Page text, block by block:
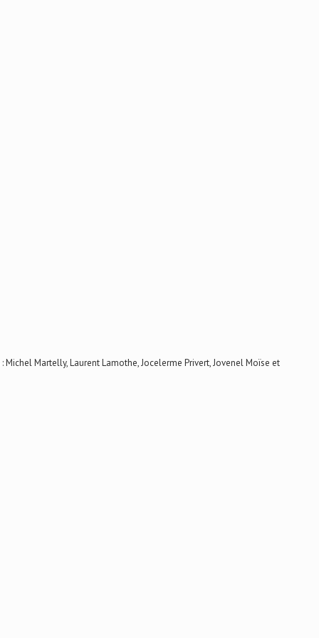
: Michel Martelly, Laurent Lamothe, Jocelerme Privert, Jovenel Moïse et